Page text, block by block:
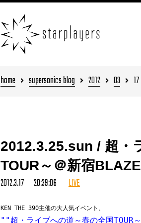
home supersonics blog 2012 03 17
2012.3.25.sun / 超・
TOUR～＠新宿BLAZE
2012.3.17 20:39:06 LIVE
KEN THE 390主催の大人気イベント、
""超・ライブへの道～春の全国TOUR